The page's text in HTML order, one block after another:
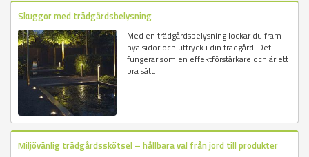
Skuggor med trädgårdsbelysning
Med en trädgårdsbelysning lockar du fram
nya sidor och uttryck i din trädgård. Det
fungerar som en effektförstärkare och är ett
bra sätt...
Miljövänlig trädgårdsskötsel – hållbara val från jord till produkter